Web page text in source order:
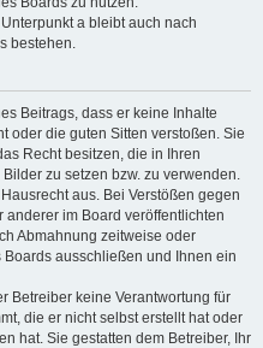
a bleibt auch nach
bestehen.
Beitrags, dass er keine Inhalte
oder die guten Sitten verstoßen. Sie
Recht besitzen, die in Ihren
zu setzen bzw. zu verwenden.
aus. Bei Verstößen gegen
im Board veröffentlichten
Abmahnung zeitweise oder
ausschließen und Ihnen ein
Betreiber keine Verantwortung für
die er nicht selbst erstellt hat oder
hat. Sie gestatten dem Betreiber, Ihr